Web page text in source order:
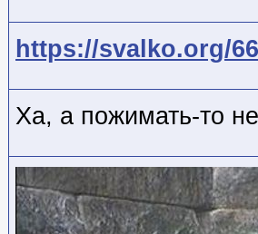
https://svalko.org/
Ха, а пожимать-то